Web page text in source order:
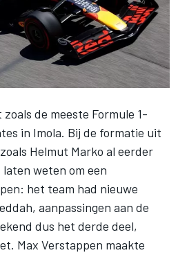
zoals de meeste Formule 1-
in Imola. Bij de formatie uit
Helmut Marko al eerder
weten om een
het team had nieuwe
aanpassingen aan de
dus het derde deel,
Max Verstappen maakte